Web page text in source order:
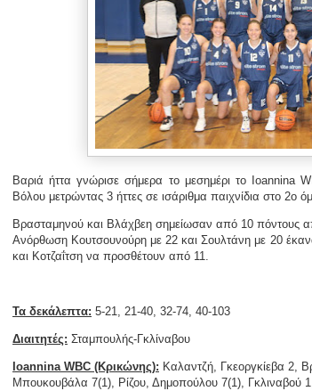
Βαριά ήττα γνώρισε σήμερα το μεσημέρι το Ioannina
Βόλου μετρώντας 3 ήττες σε ισάριθμα παιχνίδια στο 2ο
Βρασταμηνού και Βλάχβεη σημείωσαν από 10 πόντους
Ανόρθωση Κουτσουνούρη με 22 και Σουλτάνη με 20
και Κοτζαΐτση να προσθέτουν από 11.
Τα δεκάλεπτα: 5-21, 21-40, 32-74, 40-103
Διαιτητές: Σταμπουλής-Γκλίναβου
Ioannina WBC (Κρικώνης): Καλαντζή, Γκεοργκίεβα 2,
Μπουκουβάλα 7(1), Ρίζου, Δημοπούλου 7(1), Γκλιναβού